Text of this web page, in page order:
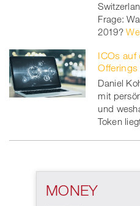
Frage:
2019?
ICOs auf
Offerings
Daniel
mit
und
Token
MONEY